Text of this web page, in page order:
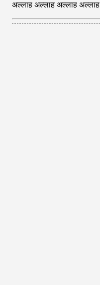
अल्लाह अल्लाह अल्लाह अल्लाह